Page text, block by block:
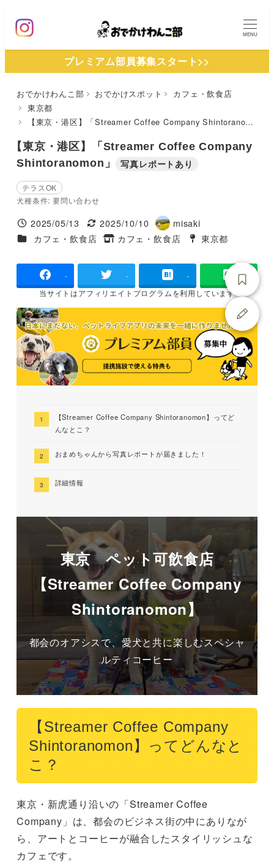
ン
MENU
プレミアム部員募集スタート>>
おでかけわんこ部 おでかけスポット
カフェ・飲食店
東京都
【東京・港区】「Streamer Coffee Company Shintoranomon」
【東京・港区】「Streamer Coffee Company
Shintoranomon」
写真レポートあり
テラスOK
犬種条件: 要問い合わせ
投稿日
2025/05/13
更新日
2025/10/10
著
者
misaki
施設ジャンル
カフェ・飲食店
タグ
カフェ・飲食店
タグ
東京都
- - -
当サイトはアフィリエイトプログラムを利用しています
【Streamer Coffee Company Shintoranomon】ってど
んなとこ？
おまめちゃんから写真レポートが届きました！
詳細情報
東京 ペット可飲食店
【Streamer Coffee Company
Shintoranomon】
都会のオアシスで、愛犬と共に楽しむスペシャ
ルティコーヒー
【Streamer Coffee Company
Shintoranomon】ってどんなと
こ？
東京・新虎通り沿いの「Streamer Coffee
Company」は、都会のビジネス街の中にありなが
ら、アートとコーヒーが融合したスタイリッシュな
カフェです。